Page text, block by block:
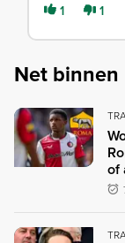
1 1
Net binnen
of